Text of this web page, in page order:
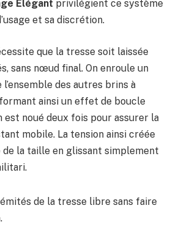
Élégant privilégient ce système
et sa discrétion.
que la tresse soit laissée
sans nœud final. On enroule un
des autres brins à
ainsi un effet de boucle
est noué deux fois pour assurer la
mobile. La tension ainsi créée
la taille en glissant simplement
de la tresse libre sans faire